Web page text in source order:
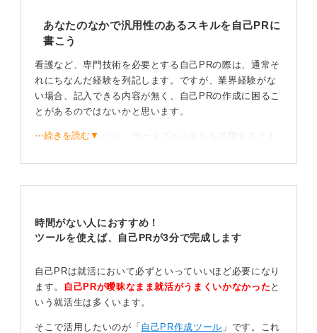
あなたのなかで汎用性のあるスキルを自己PRに
書こう
看護など、専門技術を必要とする自己PRの際は、通常そ
れにちなんだ経験を列記します。ですが、業界経験がな
い場合、記入できる内容が無く、自己PRの作成に困るこ
とがあるのではないかと思います。
そのようなときには、ポータブルスキルを活用するとよ
カルスキル、もう一方がポータブルスキルです。
一方で、ポータブルスキルは、どのような業界や業種で
専門技術でのエピソードが見当たらない場合には、この
ポータブルスキルのなかから、今後の職務に関連のあり
⋯続きを読む▼
時間がない人におすすめ！
ツールを使えば、自己PRが3分で完成します
自己PRは就活において必ずといっていいほど必要になり
ます。 自己PRが曖昧なまま就活がうまくいかなかった と
いう就活生は多くいます。
そこで活用したいのが「 自己PR作成ツール 」です。これ